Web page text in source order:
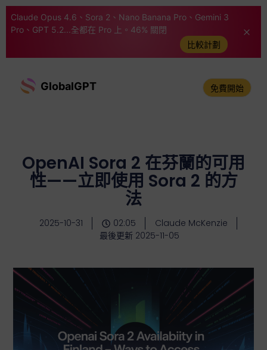
Claude Opus 4.6、Sora 2、Nano Banana Pro、Gemini 3
Pro、GPT 5.2...全都在 Pro 上。46% 關閉
比較計劃
GlobalGPT 免費開始
OpenAI Sora 2 在芬蘭的可用
性——立即使用 Sora 2 的方
法
2025-10-31 02:05
Claude McKenzie
最後更新 2025-11-05